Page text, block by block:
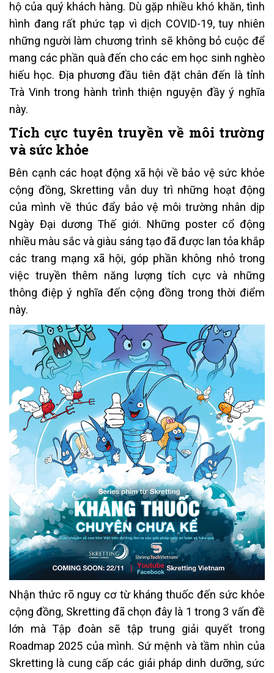
hộ của quý khách hàng. Dù gặp nhiều khó khăn, tình
hình đang rất phức tạp vì dịch COVID-19, tuy nhiên
những người làm chương trình sẽ không bỏ cuộc để
mang các phần quà đến cho các em học sinh nghèo
hiếu học. Địa phương đầu tiên đặt chân đến là tỉnh
Trà Vinh trong hành trình thiện nguyện đầy ý nghĩa
này.
Tích cực tuyên truyền về môi trường
và sức khỏe
Bên cạnh các hoạt động xã hội về bảo vệ sức khỏe
cộng đồng, Skretting vẫn duy trì những hoạt động
của mình về thúc đẩy bảo vệ môi trường nhân dịp
Ngày Đại dương Thế giới. Những poster cổ động
nhiều màu sắc và giàu sáng tạo đã được lan tỏa khắp
các trang mạng xã hội, góp phần không nhỏ trong
việc truyền thêm năng lượng tích cực và những
thông điệp ý nghĩa đến cộng đồng trong thời điểm
này.
Nhận thức rõ nguy cơ từ kháng thuốc đến sức khỏe
cộng đồng, Skretting đã chọn đây là 1 trong 3 vấn đề
lớn mà Tập đoàn sẽ tập trung giải quyết trong
Roadmap 2025 của mình. Sứ mệnh và tầm nhìn của
Skretting là cung cấp các giải pháp dinh dưỡng, sức